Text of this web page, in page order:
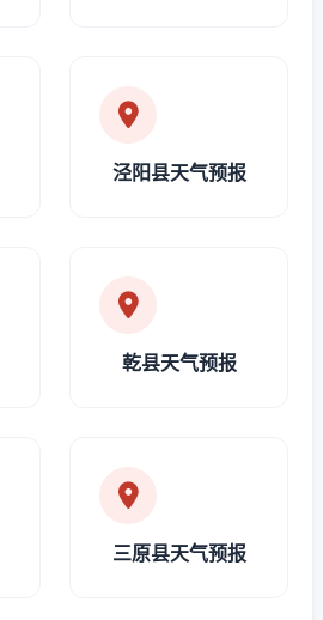
泾阳县天气预报
乾县天气预报
三原县天气预报